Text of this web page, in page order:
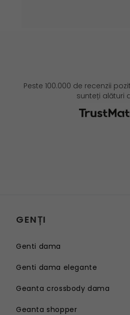
Peste 100.000 de recenzii
sunteți alături
GENȚI
Genti dama
Genti dama elegante
Geanta crossbody dama
Geanta shopper